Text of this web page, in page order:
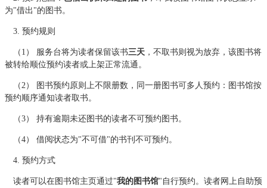
为"借出"的图书。
3. 预约规则
（1） 服务台将为读者保留该书三天 ，不取书则视为放弃，该图书将
被转给顺位预约读者或上架正常流通。
（2） 图书预约原则上不限册数，同一册图书可多人预约：图书馆按
预约顺序通知读者取书。
（3） 持有逾期未还图书的读者不可预约图书。
（4） 借阅状态为"不可借"的书刊不可预约。
4. 预约方式
读者可以在图书馆主页通过"我的图书馆"自行预约。读者网上自助预